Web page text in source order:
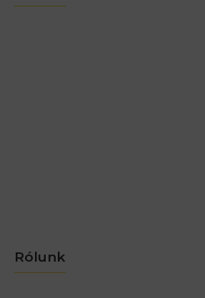
Rólunk